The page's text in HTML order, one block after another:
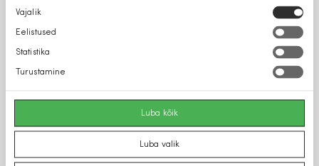
Nõusoleku
valik
Vajalik
Eelistused
Statistika
Turustamine
Luba kõik
Luba valik